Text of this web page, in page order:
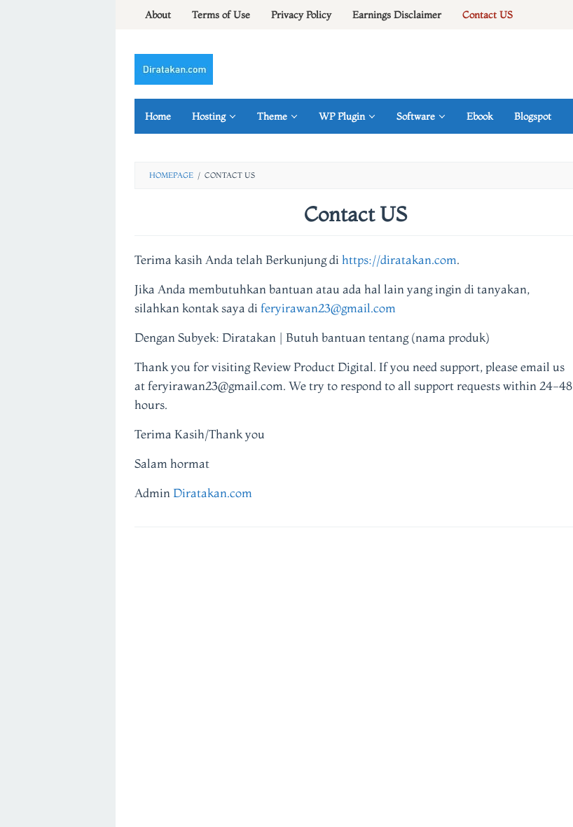
About Terms of Use Privacy Policy Earnings Disclaimer Contact US
Home Hosting Theme WP Plugin Software Ebook Blogspot
HOMEPAGE / CONTACT US
Contact US
irawan
Posted
26/04/2017
Terima kasih Anda telah Berkunjung di https://diratakan.com.
Jika Anda membutuhkan bantuan atau ada hal lain yang ingin di tanyakan,
silahkan kontak saya di feryirawan23@gmail.com
Dengan Subyek: Diratakan | Butuh bantuan tentang (nama produk)
Thank you for visiting Review Product Digital. If you need support, please email us
at feryirawan23@gmail.com. We try to respond to all support requests within 24-48
hours.
Terima Kasih/Thank you
Salam hormat
Admin Diratakan.com